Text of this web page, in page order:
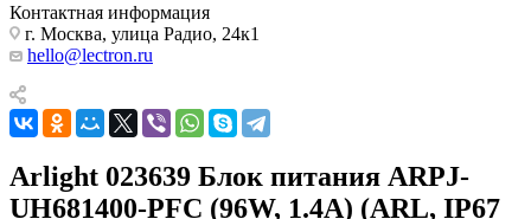
Контактная информация
г. Москва, улица Радио, 24к1
hello@lectron.ru
Arlight 023639 Блок питания ARPJ-
UH681400-PFC (96W, 1.4A) (ARL, IP67